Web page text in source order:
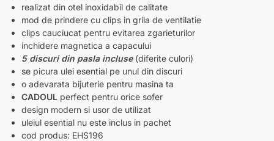
realizat din otel inoxidabil de calitate
mod de prindere cu clips in grila de ventilatie
clips cauciucat pentru evitarea zgarieturilor
inchidere magnetica a capacului
5 discuri din pasla incluse(diferite culori)
se picura ulei esential pe unul din discuri
o adevarata bijuterie pentru masina ta
CADOUL perfect pentru orice sofer
design modern si usor de utilizat
uleiul esential nu este inclus in pachet
cod produs: EHS196